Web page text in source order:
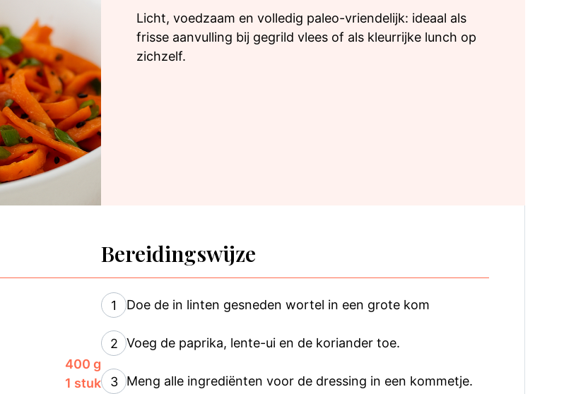
Licht, voedzaam en volledig paleo-vriendelijk: ideaal als
frisse aanvulling bij gegrild vlees of als kleurrijke lunch op
zichzelf.
400 g
1 stuk
Bereidingswijze
1 Doe de in linten gesneden wortel in een grote kom
2 Voeg de paprika, lente-ui en de koriander toe.
3
Meng alle ingrediënten voor de dressing in een kommetje.